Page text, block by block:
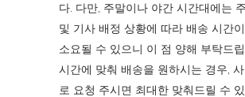
다. 다만, 주말이나 야간 시간대에는
및 기사 배정 상황에 따라 배송 시간
소요될 수 있으니 이 점 양해 부탁드
시간에 맞춰 배송을 원하시는 경우,
로 요청 주시면 최대한 맞춰드릴 수